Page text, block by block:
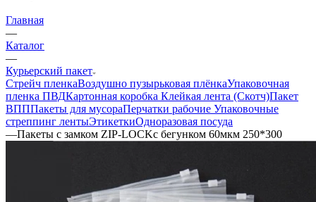
Главная
—
Каталог
—
Курьерский пакет
Стрейч пленкаВоздушно пузырьковая плёнкаУпаковочная
пленка ПВДКартонная коробка Клейкая лента (Скотч)Пакет
ВПППакеты для мусораПерчатки рабочие Упаковочные
стреппинг лентыЭтикеткиОдноразовая посуда
—Пакеты с замком ZIP-LOCKс бегунком 60мкм 250*300